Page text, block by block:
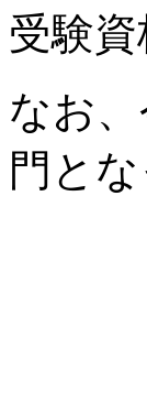
受験
なお
門とな